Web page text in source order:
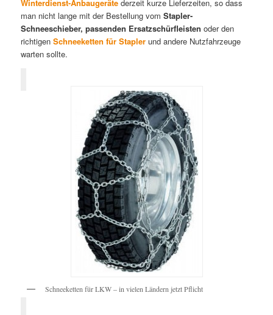
Winterdienst-Anbaugeräte derzeit kurze Lieferzeiten, so dass
man nicht lange mit der Bestellung vomStapler-
Schneeschieber, passenden Ersatzschürfleisten oder den
richtigenSchneeketten für Stapler und andere Nutzfahrzeuge
warten sollte.
Schneeketten für LKW – in vielen Ländern jetzt Pflicht